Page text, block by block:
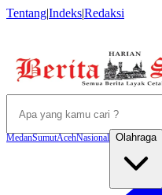
Tentang|Indeks|Redaksi
MedanSumutAcehNasional Olahraga